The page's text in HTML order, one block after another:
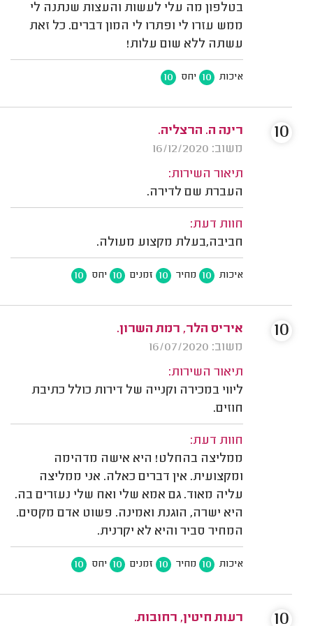
בטלפון מה עלי לעשות והעצות שנתנה לי
ממש עזרו לי ופתרו לי המון דברים. כל זאת
עשתה ללא שום עלות!
איכות 10 יחס 10
רינה ה. הרצליה.
משוב: 16/12/2020
תיאור השירות:
העברת שם לדירה.
חוות דעת:
חביבה,בעלת מקצוע מעולה.
איכות 10 מחיר 10 זמנים 10 יחס 10
10
איריס הלר, רמת השרון.
משוב: 16/07/2020
תיאור השירות:
ליווי במכירה וקנייה של דירות כולל כתיבת
חוזים.
חוות דעת:
ממליצה בהחלט! היא אישה מדהימה
ומקצועית. אין דברים כאלה. אני ממליצה
עליה מאוד. גם אמא שלי ואח שלי נעזרים בה.
היא ישרה, הוגנת ואמינה. פשוט אדם מקסים.
המחיר סביר והיא לא יקרנית.
איכות 10 מחיר 10 זמנים 10 יחס 10
10
רעות חיטין, רחובות. 10